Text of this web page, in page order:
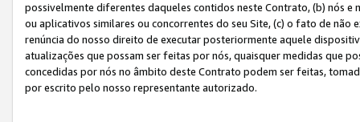
possivelmente diferentes daqueles contidos neste Contrato, (b) nós
ou aplicativos similares ou concorrentes do seu Site, (c) o fato de
renúncia do nosso direito de executar posteriormente aquele
atualizações que possam ser feitas por nós, quaisquer medidas que
concedidas por nós no âmbito deste Contrato podem ser feitas,
por escrito pelo nosso representante autorizado.